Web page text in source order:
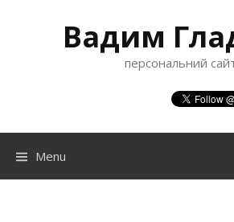
c
Вадим
персональний
Menu